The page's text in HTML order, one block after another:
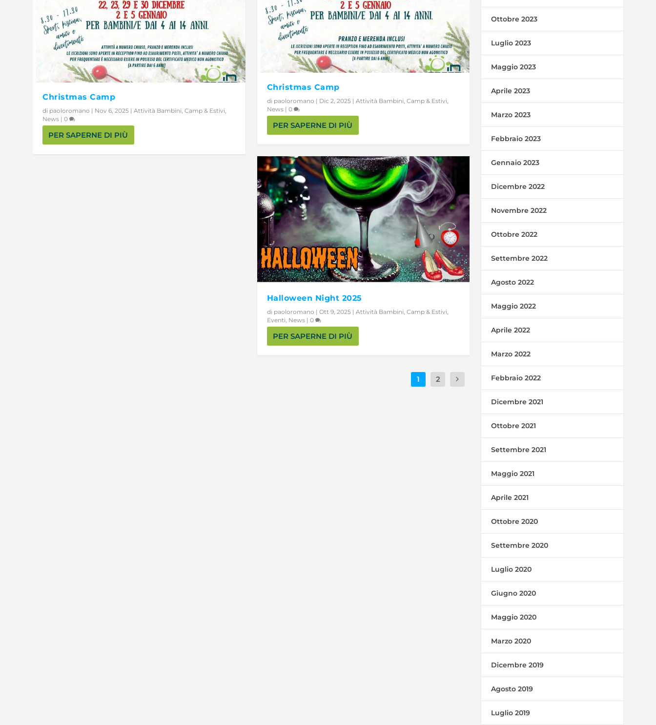
Christmas Camp
di paoloromano | Nov 6, 2025 |Attività Bambini ,Camp & Estivi
News |0
PER SAPERNE DI PIÙ
Christmas Camp
di paoloromano | Dic 2, 2025| Attività Bambini Camp & Estivi
News| 0
PER SAPERNE DI PIÙ
Halloween Night 2025
di paoloromano | Ott 9, 2025| Attività Bambini, Camp & Estivi,
Eventi, News| 0
PER SAPERNE DI PIÙ
1 2
Ottobre 2023
Luglio 2023
Maggio 2023
Aprile 2023
Marzo 2023
Febbraio 2023
Gennaio 2023
Dicembre 2022
Novembre 2022
Ottobre 2022
Settembre 2022
Agosto 2022
Maggio 2022
Aprile 2022
Marzo 2022
Febbraio 2022
Dicembre 2021
Ottobre 2021
Settembre 2021
Maggio 2021
Aprile 2021
Ottobre 2020
Settembre 2020
Luglio 2020
Giugno 2020
Maggio 2020
Marzo 2020
Dicembre 2019
Agosto 2019
Luglio 2019